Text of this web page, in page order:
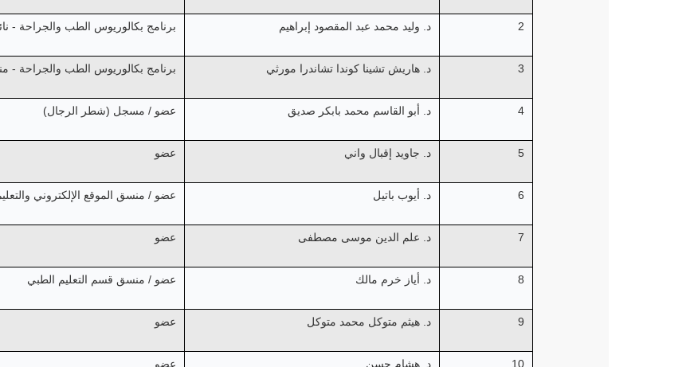
2 د. وليد محمد عبد المقصود إبراهيم برنامج بكالوريوس الطب والجراحة -
3 د. هاريش تشينا كوندا تشاندرا مورثي برنامج بكالوريوس الطب والجراحة -
4 د. أبو القاسم محمد بابكر صديق عضو / مسجل (شطر الرجال)
5 د. جاويد إقبال واني عضو
6 د. أيوب باتيل عضو / منسق الموقع الإلكتروني
7 د. علم الدين موسى مصطفى عضو
8 د. أياز خرم مالك عضو / منسق قسم التعليم الطبي
9 د. هيثم متوكل محمد متوكل عضو
10 د. هشام حسن عضو